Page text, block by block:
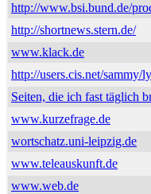
http://www.bsi.bund.de/
http://shortnews.stern.de/
www.klack.de
http://users.cis.net/sammy/
Seiten, die ich fast täglich
www.kurzefrage.de
wortschatz.uni-leipzig.de
www.teleauskunft.de
www.web.de